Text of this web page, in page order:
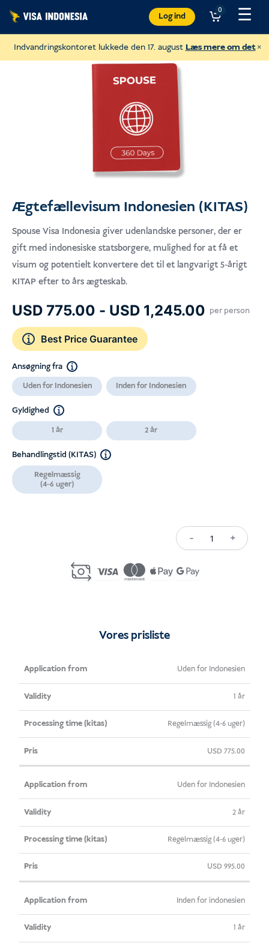
Spring
indhold
Log ind
0 ☰
Indvandringskontoret lukkede den 17. august Læs mere om det×
Ægtefællevisum Indonesien (KITAS)
Spouse Visa Indonesia giver udenlandske personer, der er
gift med indonesiske statsborgere, mulighed for at få et
visum og potentielt konvertere det til et langvarigt 5-årigt
KITAP efter to års ægteskab.
USD 775.00 - USD 1,245.00 per person
Best Price Guarantee
Ansøgning fra
Uden for Indonesien Inden for Indonesien
Gyldighed
1 år 2 år
Behandlingstid (KITAS)
Regelmæssig
(4-6 uger)
-
Spouse
Indonesia
+
Vores prisliste
Ansøgning
fra
Gyldighed
Behandlingstid
(kitas)
Pris
Uden for Indonesien
1 år
Regelmæssig (4-6 uger)
USD 775.00
Uden for Indonesien
2 år
Regelmæssig (4-6 uger)
USD 995.00
Inden for indonesien
1 år
og hjælpe alle slags dyr
USD Doner